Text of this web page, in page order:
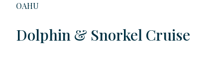
OAHU
Dolphin & Snorkel Cruise